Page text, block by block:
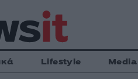
Lifestyle Media